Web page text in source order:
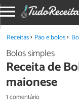
Receitas Pão e bolos
Bolos simples
Receita de
maionese
1 comentário